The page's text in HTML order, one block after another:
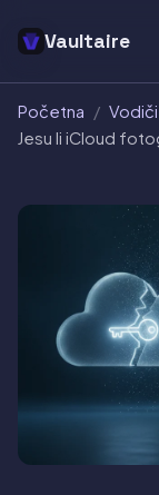
Vaultaire
Početna / Vodiči
Jesu li iCloud